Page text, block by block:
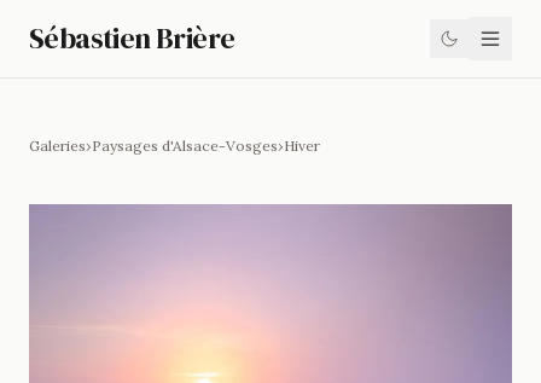
Sébastien Brière
Galeries›Paysages d'Alsace-Vosges›Hiver